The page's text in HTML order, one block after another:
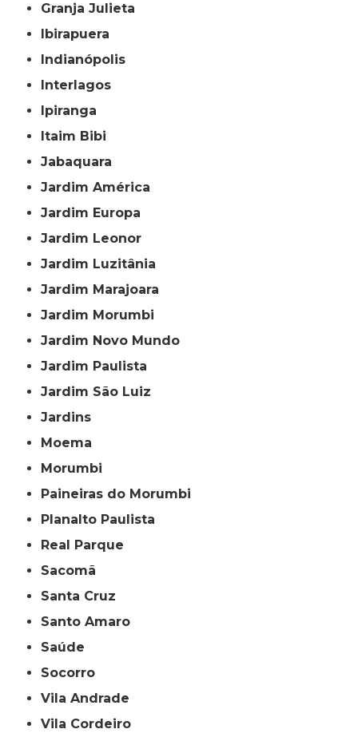
Granja Julieta
Ibirapuera
Indianópolis
Interlagos
Ipiranga
Itaim Bibi
Jabaquara
Jardim América
Jardim Europa
Jardim Leonor
Jardim Luzitânia
Jardim Marajoara
Jardim Morumbi
Jardim Novo Mundo
Jardim Paulista
Jardim São Luiz
Jardins
Moema
Morumbi
Paineiras do Morumbi
Planalto Paulista
Real Parque
Sacomã
Santa Cruz
Santo Amaro
Saúde
Socorro
Vila Andrade
Vila Cordeiro